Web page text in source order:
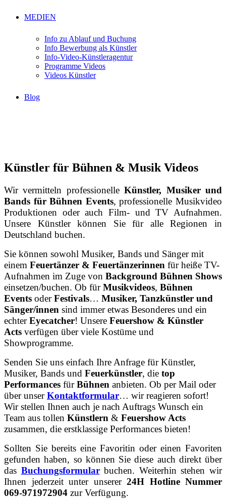
MEDIEN
Info zu Ablauf und Buchung
Info Bewerbung als Künstler
Info-Video-Künstleragentur
Programme Videos
Videos Künstler
Blog
Künstler für Bühnen & Musik Videos
Wir vermitteln professionelleKünstler, Musiker und
Bands für Bühnen Events, professionelle Musikvideo
Produktionen oder auch Film- und TV Aufnahmen.
Unsere Künstler können Sie für alle Regionen in
Deutschland buchen.
Sie können sowohl Musiker, Bands und Sänger mit
einem Feuertänzer & Feuertänzerinnen für heiße TV-
Aufnahmen im Zuge von Background Bühnen Shows
einsetzen/buchen. Ob fürMusikvideos, Bühnen
Events oderFestivals… Musiker, Tanzkünstler und
Sänger/innen sind immer etwas Besonderes und ein
echterEyecatcher! Unsere Feuershow & Künstler
Acts verfügen über viele Kostüme und
Showprogramme.
Senden Sie uns einfach Ihre Anfrage für Künstler,
Musiker, Bands und Feuerkünstler, die top
Performances fürBühnen anbieten. Ob per Mail oder
über unserKontaktformular… wir reagieren sofort!
Wir stellen Ihnen auch je nach Auftrags Wunsch ein
Team aus tollen Künstlern & Feuershow Acts
zusammen, die erstklassige Performances bieten!
Sollten Sie bereits eine Favoritin oder einen Favoriten
gefunden haben, so können Sie diese auch direkt über
das Buchungsformularbuchen. Weiterhin stehen wir
Ihnen jederzeit unter unserer 24H Hotline Nummer
069-971972904 zur Verfügung.